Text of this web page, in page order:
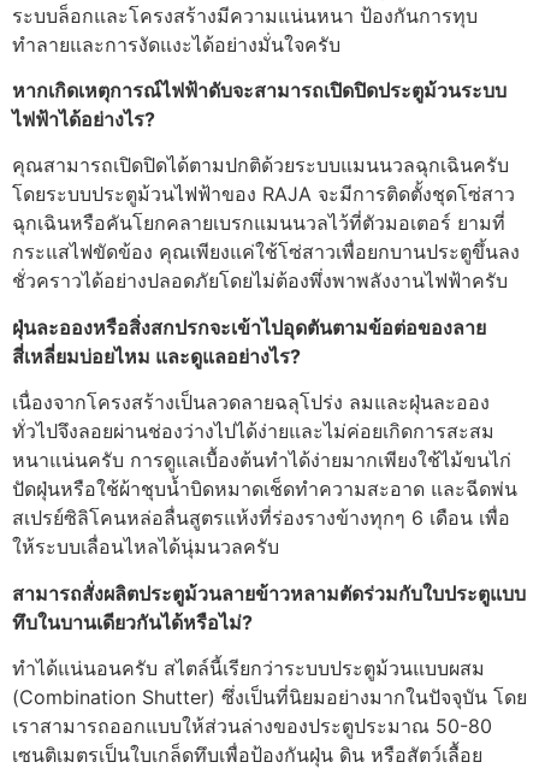
ระบบล็อกและโครงสร้างมีความแน่นหนา ป้องกันการทุบ
ทำลายและการงัดแงะได้อย่างมั่นใจครับ
หากเกิดเหตุการณ์ไฟฟ้าดับจะสามารถเปิดปิดประตูม้วนระบบ
ไฟฟ้าได้อย่างไร?
คุณสามารถเปิดปิดได้ตามปกติด้วยระบบแมนนวลฉุกเฉินครับ
โดยระบบประตูม้วนไฟฟ้าของ RAJA จะมีการติดตั้งชุดโซ่สาว
ฉุกเฉินหรือคันโยกคลายเบรกแมนนวลไว้ที่ตัวมอเตอร์ ยามที่
กระแสไฟขัดข้อง คุณเพียงแค่ใช้โซ่สาวเพื่อยกบานประตูขึ้นลง
ชั่วคราวได้อย่างปลอดภัยโดยไม่ต้องพึ่งพาพลังงานไฟฟ้าครับ
ฝุ่นละอองหรือสิ่งสกปรกจะเข้าไปอุดตันตามข้อต่อของลาย
สี่เหลี่ยมบ่อยไหม และดูแลอย่างไร?
เนื่องจากโครงสร้างเป็นลวดลายฉลุโปร่ง ลมและฝุ่นละออง
ทั่วไปจึงลอยผ่านช่องว่างไปได้ง่ายและไม่ค่อยเกิดการสะสม
หนาแน่นครับ การดูแลเบื้องต้นทำได้ง่ายมากเพียงใช้ไม้ขนไก่
ปัดฝุ่นหรือใช้ผ้าชุบน้ำบิดหมาดเช็ดทำความสะอาด และฉีดพ่น
สเปรย์ซิลิโคนหล่อลื่นสูตรแห้งที่ร่องรางข้างทุกๆ 6 เดือน เพื่อ
ให้ระบบเลื่อนไหลได้นุ่มนวลครับ
สามารถสั่งผลิตประตูม้วนลายข้าวหลามตัดร่วมกับใบประตูแบบ
ทึบในบานเดียวกันได้หรือไม่?
ทำได้แน่นอนครับ สไตล์นี้เรียกว่าระบบประตูม้วนแบบผสม
(Combination Shutter) ซึ่งเป็นที่นิยมอย่างมากในปัจจุบัน โดย
เราสามารถออกแบบให้ส่วนล่างของประตูประมาณ 50-80
เซนติเมตรเป็นใบเกล็ดทึบเพื่อป้องกันฝุ่น ดิน หรือสัตว์เลื้อย